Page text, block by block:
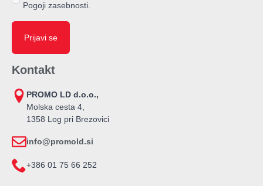
Pogoji zasebnosti.
Prijavi se
Kontakt
PROMO LD d.o.o.,
Molska cesta 4,
1358 Log pri Brezovici
info@promold.si
+386 01 75 66 252